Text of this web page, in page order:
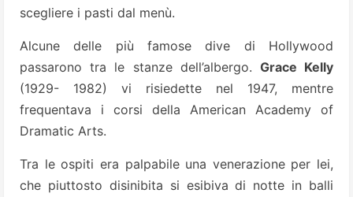
scegliere i pasti dal menù.
Alcune delle più famose dive di Hollywood
passarono tra le stanze dell’albergo. Grace Kelly
(1929- 1982) vi risiedette nel 1947, mentre
frequentava i corsi della American Academy of
Dramatic Arts.
Tra le ospiti era palpabile una venerazione per lei,
che piuttosto disinibita si esibiva di notte in balli